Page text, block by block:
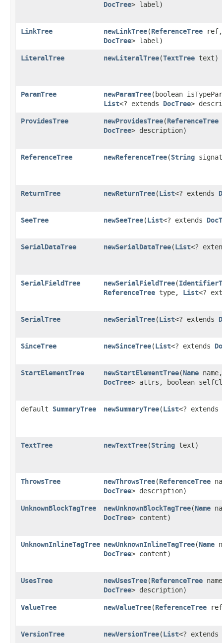
DocTree> label)
LinkTree newLinkTree​(ReferenceTree
DocTree> label)
LiteralTree newLiteralTree​(TextTree text)
ParamTree newParamTree​(boolean
List<? extends DocTree>
ProvidesTree newProvidesTree​(ReferenceTree
DocTree> description)
ReferenceTree newReferenceTree​(String
ReturnTree newReturnTree​(List<? extends
SeeTree newSeeTree​(List<? extends
SerialDataTree newSerialDataTree​(List<?
SerialFieldTree newSerialFieldTree​(
ReferenceTree type, List<?
SerialTree newSerialTree​(List<? extends
SinceTree newSinceTree​(List<? extends
StartElementTree newStartElementTree​(Name
DocTree> attrs, boolean
default SummaryTree newSummaryTree​(List<? extends
TextTree newTextTree​(String text)
ThrowsTree newThrowsTree​(ReferenceTree
DocTree> description)
UnknownBlockTagTree newUnknownBlockTagTree​(Name
DocTree> content)
UnknownInlineTagTree newUnknownInlineTagTree​(Name
DocTree> content)
UsesTree newUsesTree​(ReferenceTree
DocTree> description)
ValueTree newValueTree​(ReferenceTree
VersionTree newVersionTree​(List<? extends